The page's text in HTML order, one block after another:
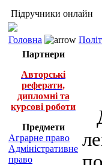
Підручники онлайн
Головна
Партнери
Авторські
реферати,
дипломні та
курсові роботи
Предмети
Аграрне право
Адміністративне
право